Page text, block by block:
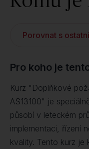
Porovnat s
Pro koho je
Kurz "Doplňkové
AS13100" je
působí v leteckém
implementaci, řízení
kvality. Tento kurz